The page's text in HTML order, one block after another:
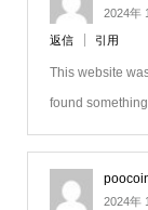
2024年
返信 引用
This website
found
2024年